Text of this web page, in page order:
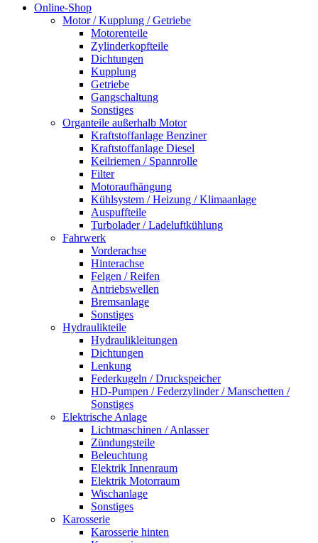
Online-Shop
Motor / Kupplung / Getriebe
Motorenteile
Zylinderkopfteile
Dichtungen
Kupplung
Getriebe
Gangschaltung
Sonstiges
Organteile außerhalb Motor
Kraftstoffanlage Benziner
Kraftstoffanlage Diesel
Keilriemen / Spannrolle
Filter
Motoraufhängung
Kühlsystem / Heizung / Klimaanlage
Auspuffteile
Turbolader / Ladeluftkühlung
Fahrwerk
Vorderachse
Hinterachse
Felgen / Reifen
Antriebswellen
Bremsanlage
Sonstiges
Hydraulikteile
Hydraulikleitungen
Dichtungen
Lenkung
Federkugeln / Druckspeicher
HD-Pumpen / Federzylinder / Manschetten /
Sonstiges
Elektrische Anlage
Lichtmaschinen / Anlasser
Zündungsteile
Beleuchtung
Elektrik Innenraum
Elektrik Motorraum
Wischanlage
Sonstiges
Karosserie
Karosserie hinten